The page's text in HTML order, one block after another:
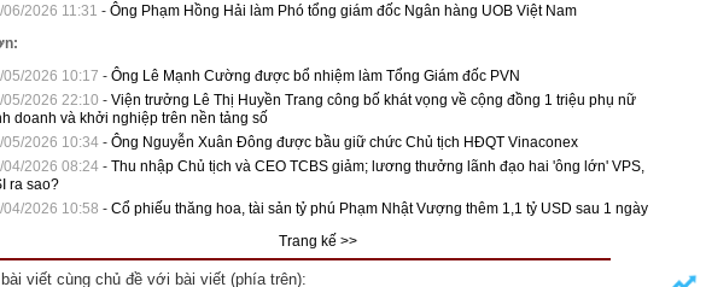
06/2026 11:31 - Ông Phạm Hồng Hải làm Phó tổng giám đốc Ngân hàng UOB Việt Nam
05/2026 10:17 - Ông Lê Mạnh Cường được bổ nhiệm làm Tổng Giám đốc PVN
05/2026 22:10 - Viện trưởng Lê Thị Huyền Trang công bố khát vọng về cộng đồng 1 triệu phụ nữ
doanh và khởi nghiệp trên nền tảng số
05/2026 10:34- Ông Nguyễn Xuân Đông được bầu giữ chức Chủ tịch HĐQT Vinaconex
04/2026 08:24- Thu nhập Chủ tịch và CEO TCBS giảm; lương thưởng lãnh đạo hai 'ông lớn' VPS,
ra sao?
04/2026 10:58 - Cổ phiếu thăng hoa, tài sản tỷ phú Phạm Nhật Vượng thêm 1,1 tỷ USD sau 1 ngày
Trang kế >>
viết cùng chủ đề với bài viết (phía trên):